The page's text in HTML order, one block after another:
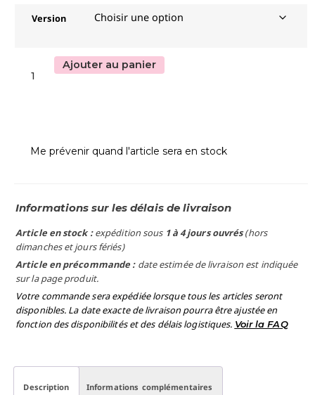
Version
Ajouter au panier
Me prévenir quand l'article sera en stock
Informations sur les délais de livraison
Article en stock :expédition sous 1 à 4 jours ouvrés(hors
dimanches et jours fériés)
Article en précommande : date estimée de livraison est indiquée
sur la page produit.
Votre commande sera expédiée lorsque tous les articles seront
disponibles. La date exacte de livraison pourra être ajustée en
fonction des disponibilités et des délais logistiques. Voir la FAQ
Description Informations complémentaires